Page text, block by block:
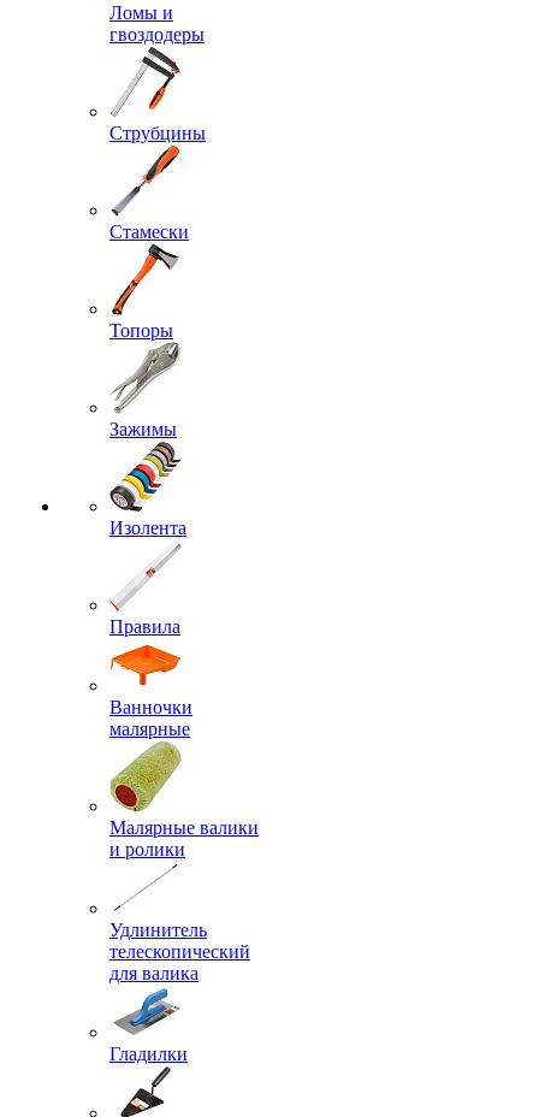
Ломы и
гвоздодеры
Струбцины
Стамески
Топоры
Зажимы
Изолента
Правила
Ванночки
малярные
Малярные валики
и ролики
Удлинитель
телескопический
для валика
Гладилки